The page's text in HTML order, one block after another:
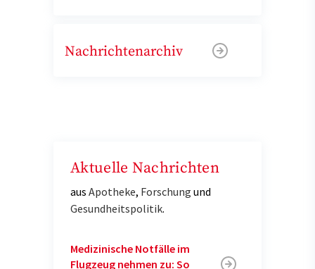
Nachrichtenarchiv
Aktuelle Nachrichten
aus Apotheke, Forschung und
Gesundheitspolitik.
Medizinische Notfälle im
Flugzeug nehmen zu: So